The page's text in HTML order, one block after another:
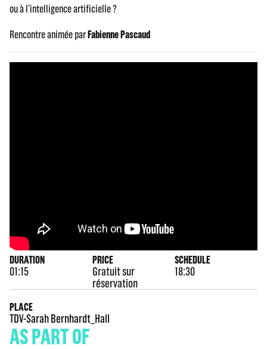
ou à l’intelligence artificielle ?
Rencontre animée parFabienne Pascaud
DURATION
01:15
PRICE
Gratuit sur
réservation
SCHEDULE
18:30
PLACE
TDV-Sarah Bernhardt_Hall
AS PART OF